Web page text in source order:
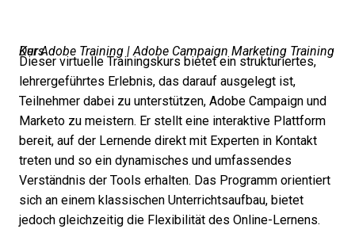
Der Adobe Training | Adobe Campaign Marketing Training Kurs
Dieser virtuelle Trainingskurs bietet ein strukturiertes,
lehrergeführtes Erlebnis, das darauf ausgelegt ist,
Teilnehmer dabei zu unterstützen, Adobe Campaign und
Marketo zu meistern. Er stellt eine interaktive Plattform
bereit, auf der Lernende direkt mit Experten in Kontakt
treten und so ein dynamisches und umfassendes
Verständnis der Tools erhalten. Das Programm orientiert
sich an einem klassischen Unterrichtsaufbau, bietet
jedoch gleichzeitig die Flexibilität des Online-Lernens.